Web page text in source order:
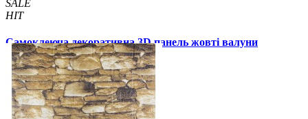
SALE
HIT
Самоклеюча декоративна 3D панель жовті валуни
700x770x3мм (60-3)
89 грн./шт 130 грн./шт